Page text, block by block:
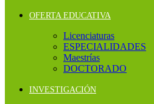
OFERTA EDUCATIVA
Licenciaturas
ESPECIALIDADES
Maestrías
DOCTORADO
INVESTIGACIÓN